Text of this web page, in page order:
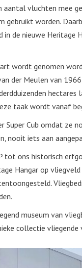
aantal vluchten mee
gebruikt worden.
de nieuwe Heritage
wordt genomen
der Meulen van
taak wordt vanaf
Super Cub omdat ze
nooit iets aan
tot ons historisch
Hangar op
museum van
collectie